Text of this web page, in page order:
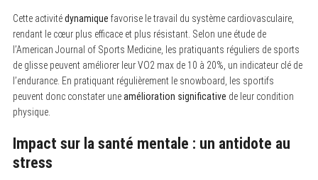
Cette activitédynamique favorise le travail du système cardiovasculaire,
rendant le cœur plus efficace et plus résistant. Selon une étude de
l’American Journal of Sports Medicine, les pratiquants réguliers de sports
de glisse peuvent améliorer leur VO2 max de 10 à 20%, un indicateur clé de
l’endurance. En pratiquant régulièrement le snowboard, les sportifs
peuvent donc constater uneamélioration significative de leur condition
physique.
Impact sur la santé mentale : un antidote au
stress